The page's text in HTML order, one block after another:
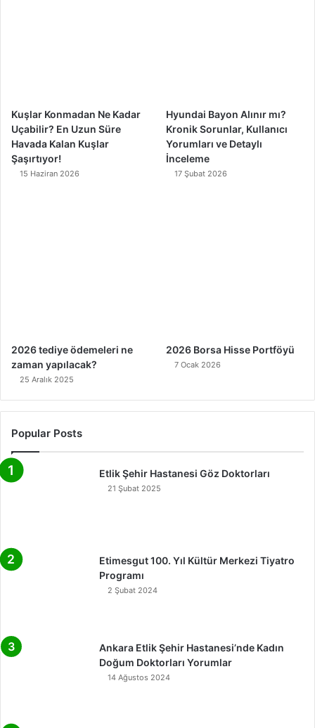
Kuşlar Konmadan Ne Kadar
Uçabilir? En Uzun Süre
Havada Kalan Kuşlar
Şaşırtıyor!
15 Haziran 2026
Hyundai Bayon Alınır mı?
Kronik Sorunlar, Kullanıcı
Yorumları ve Detaylı
İnceleme
17 Şubat 2026
2026 tediye ödemeleri ne
zaman yapılacak?
25 Aralık 2025
2026 Borsa Hisse Portföyü
7 Ocak 2026
Popular Posts
Etlik Şehir Hastanesi Göz Doktorları
21 Şubat 2025
Etimesgut 100. Yıl Kültür Merkezi Tiyatro
Programı
2 Şubat 2024
Ankara Etlik Şehir Hastanesi’nde Kadın
Doğum Doktorları Yorumlar
14 Ağustos 2024